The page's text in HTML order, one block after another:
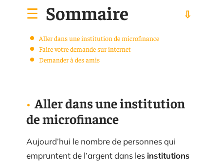
Sommaire
Aller dans une institution de microfinance
Faire votre demande sur internet
Demander à des amis
Aller dans une institution
de microfinance
Aujourd’hui le nombre de personnes qui
empruntent de l’argent dans les institutions